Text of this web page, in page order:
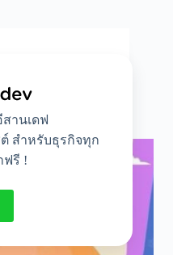
านเดฟ
สำหรับธุรกิจทุก
ฟรี !
แล้ว คู่รักทุกคู่ มี